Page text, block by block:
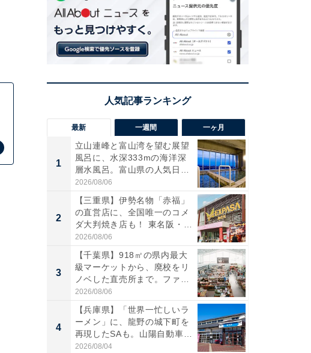
最新 一週間 一ヶ月
1
立山連峰と富山湾を望む展望
風呂に、水深333mの海洋深
層水風呂。富山県の人気日
帰...
2026/08/06
2
【三重県】伊勢名物「赤福」
の直営店に、全国唯一のコメ
ダ大判焼き店も！ 東名阪・
伊...
2026/08/06
3
【千葉県】918㎡の県内最大
級マーケットから、廃校をリ
ノベした直売所まで。ファ
ー...
2026/08/06
4
【兵庫県】「世界一忙しいラ
ーメン」に、龍野の城下町を
再現したSAも。山陽自動車
道...
2026/08/04